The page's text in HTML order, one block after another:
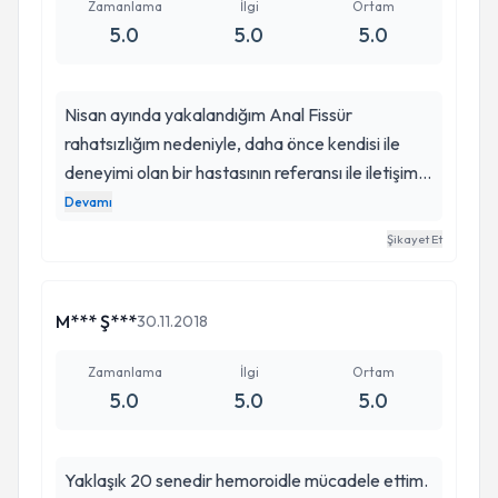
Zamanlama
5.0
İlgi
5.0
Ortam
5.0
Nisan ayında yakalandığım Anal Fissür
rahatsızlığım nedeniyle, daha önce kendisi ile
deneyimi olan bir hastasının referansı ile iletişime
geçtim. Doktor beyin ilk muayene
sonrasında,bayram,gece gündüz,hafta sonu
aramalarımıza süratle dönen ve yanıtlayan
meslek edebi ile takdiri fazlasıyla hak eden bir
sonrasında 10 gün içersinde tamamen iyileştiğimi
Devamı
Şikayet Et
M*** Ş***30.11.2018
Zamanlama
5.0
İlgi
5.0
Ortam
5.0
Yaklaşık 20 senedir hemoroidle mücadele ettim.